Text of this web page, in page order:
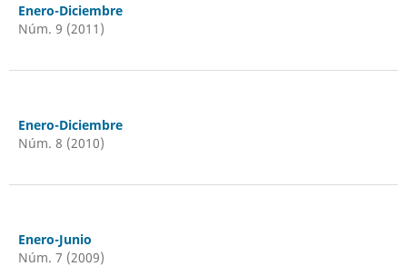
Enero-Diciembre
Núm. 9 (2011)
Enero-Diciembre
Núm. 8 (2010)
Enero-Junio
Núm. 7 (2009)